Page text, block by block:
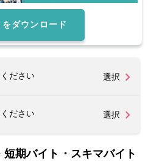
をダウンロード
ださい 選択
ださい 選択
期バイト・スキマバイト